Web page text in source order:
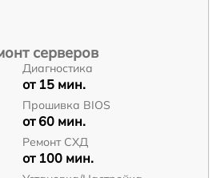
серверов
Диагностика
от 15 мин.
Прошивка BIOS
от 60 мин.
Ремонт СХД
от 100 мин.